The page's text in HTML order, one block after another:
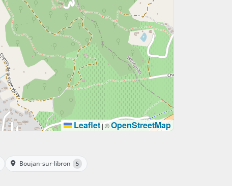
Leaflet | ©OpenStreetMap
Boujan-sur-libron 5